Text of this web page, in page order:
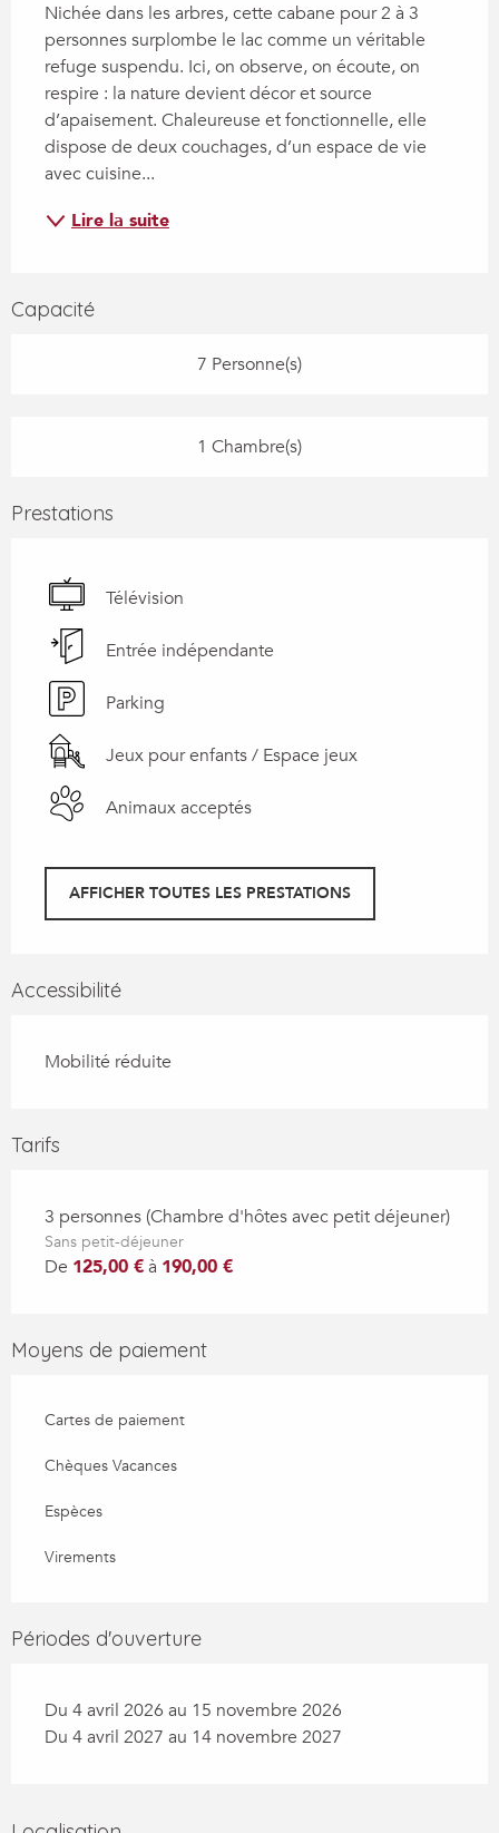
Nichée dans les arbres, cette cabane pour 2 à 3
personnes surplombe le lac comme un véritable
refuge suspendu. Ici, on observe, on écoute, on
respire : la nature devient décor et source
d’apaisement. Chaleureuse et fonctionnelle, elle
dispose de deux couchages, d’un espace de vie
avec cuisine...
Lire la suite
Capacité
7 Personne(s)
1 Chambre(s)
Prestations
Télévision
Entrée indépendante
Parking
Jeux pour enfants / Espace jeux
Animaux acceptés
AFFICHER TOUTES LES PRESTATIONS
Accessibilité
Mobilité réduite
Tarifs
3 personnes (Chambre d'hôtes avec petit déjeuner)
Sans petit-déjeuner
De 125,00 €à 190,00 €
Moyens de paiement
Cartes de paiement
Chèques Vacances
Espèces
Virements
Périodes d'ouverture
Du 4 avril 2026 au 15 novembre 2026
Du 4 avril 2027 au 14 novembre 2027